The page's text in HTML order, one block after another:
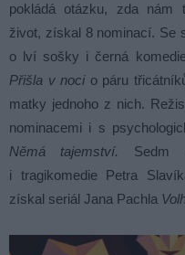
pokládá otázku, zda nám
život, získal 8 nominací. Se
o lví sošky i černá
Přišla v nocio páru
matky jednoho z nich.
nominacemi i s
Němá tajemství. Sedm
i tragikomedie Petra
získal seriál Jana Pachla